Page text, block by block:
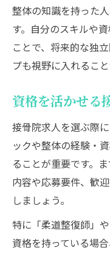
整体の知識を持った
す。自分のスキルや
ことで、将来的な独
プも視野に入れること
資格を活かせる
接骨院求人を選ぶ際
ックや整体の経験・
ることが重要です。
内容や応募要件、歓
しましょう。
特に「柔道整復師」
資格を持っている場